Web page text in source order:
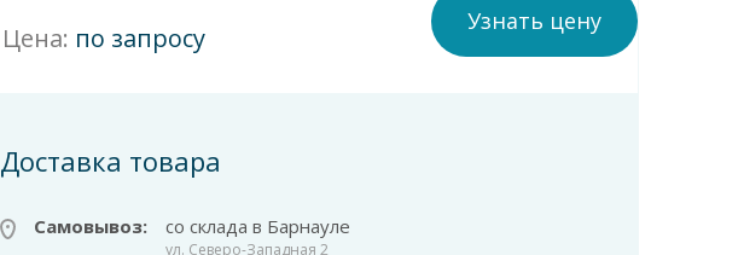
Цена: по запросу
Узнать цену
Доставка товара
Самовывоз: со склада в Барнауле
ул. Северо-Западная 2